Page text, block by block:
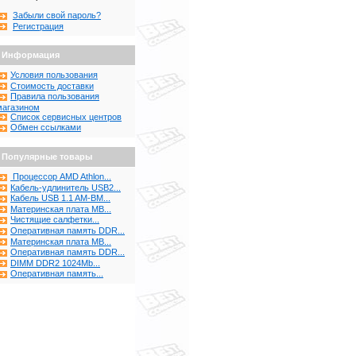
Забыли свой пароль?
Регистрация
Информация
Условия пользования
Стоимость доставки
Правила пользования
Список сервисных центров
Обмен ссылками
Популярные товары
Процессор AMD Athlon...
Кабель-удлинитель USB2...
Кабель USB 1.1 AM-BM...
Материнская плата MB...
Чистящие салфетки...
Оперативная память DDR...
Материнская плата MB...
Оперативная память DDR...
DIMM DDR2 1024Mb...
Оперативная память...